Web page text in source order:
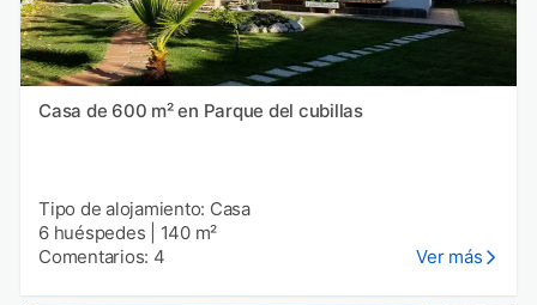
Casa de 600 m² en Parque del cubillas
Tipo de alojamiento: Casa
6 huéspedes
140 m²
Comentarios: 4
Ver más